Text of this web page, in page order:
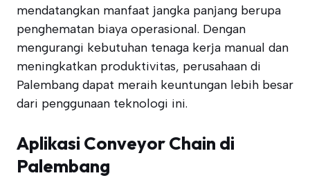
mendatangkan manfaat jangka panjang berupa
penghematan biaya operasional. Dengan
mengurangi kebutuhan tenaga kerja manual dan
meningkatkan produktivitas, perusahaan di
Palembang dapat meraih keuntungan lebih besar
dari penggunaan teknologi ini.
Aplikasi Conveyor Chain di
Palembang